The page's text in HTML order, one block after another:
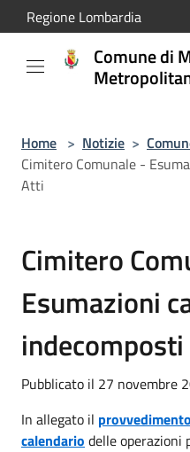
Salta al contenuto principale
Regione Lombardia
Comune di
Home > Notizie >
Cimitero Comunale -
Atti
Cimitero
Esumazioni
Pubblicato il 27 novembre
In allegato il
calendario delle operazioni